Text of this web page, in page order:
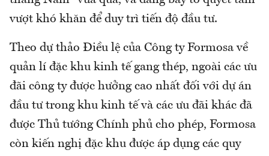
vượt khó khăn để duy trì tiến độ đầu tư.
Theo dự thảo Điều lệ của Công ty Formosa về
quản lí đặc khu kinh tế gang thép, ngoài các ưu
đãi công ty được hưởng cao nhất đối với dự án
đầu tư trong khu kinh tế và các ưu đãi khác đã
được Thủ tướng Chính phủ cho phép, Formosa
còn kiến nghị đặc khu được áp dụng các quy